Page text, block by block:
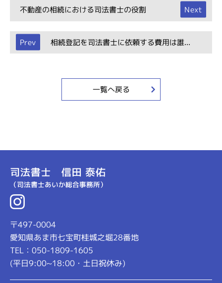
相続登記を司法書士に依頼する費用は誰...
不動産の相続における司法書士の役割
一覧へ戻る
〒497-0004
愛知県あま市七宝町桂城之堀28番地
TEL：050-1809-1605
(平日9:00~18:00・土日祝休み)